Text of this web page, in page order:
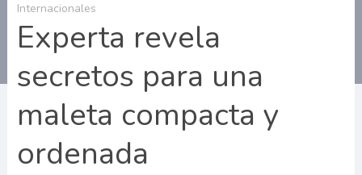
Internacionales
Experta revela
secretos para una
maleta compacta y
ordenada